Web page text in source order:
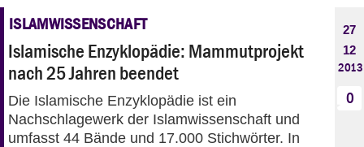
DEBATTE
PANORAMA
ISLAMWISSENSCHAFT
Islamische Enzyklopädie: Mammutprojekt
nach 25 Jahren beendet
Die Islamische Enzyklopädie ist ein
Nachschlagewerk der Islamwissenschaft und
umfasst 44 Bände und 17.000 Stichwörter. In
27
12
2013
0